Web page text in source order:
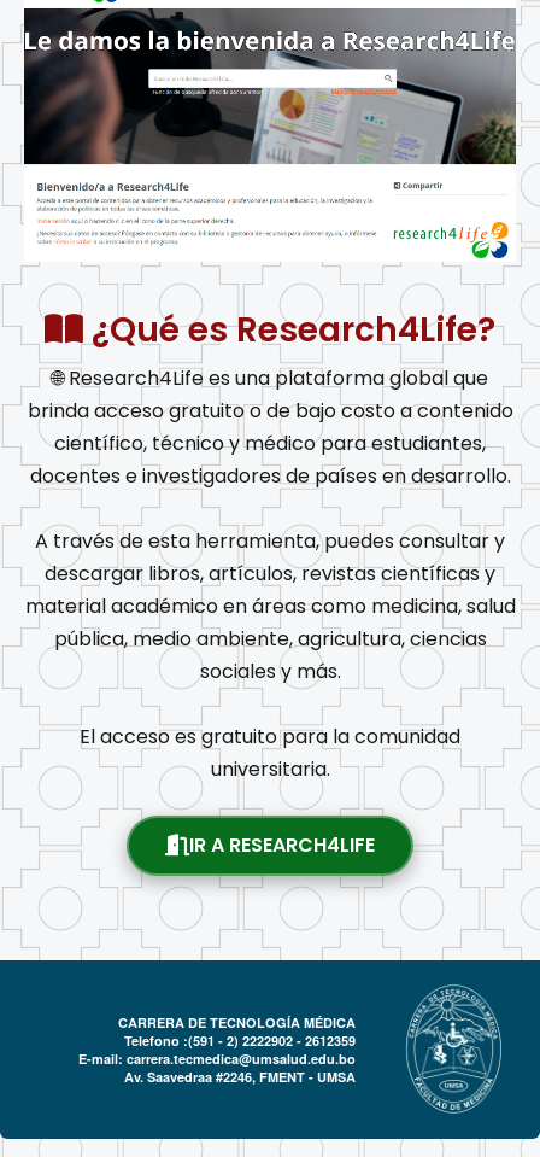
¿Qué es Research4Life?
🌐 Research4Life es una plataforma global que
brinda acceso gratuito o de bajo costo a contenido
científico, técnico y médico para estudiantes,
docentes e investigadores de países en desarrollo.
A través de esta herramienta, puedes consultar y
descargar libros, artículos, revistas científicas y
material académico en áreas como medicina, salud
pública, medio ambiente, agricultura, ciencias
sociales y más.
El acceso es gratuito para la comunidad
universitaria.
IR A RESEARCH4LIFE
CARRERA DE TECNOLOGÍA MÉDICA
Telefono :(591 - 2) 2222902 - 2612359
E-mail: carrera.tecmedica@umsalud.edu.bo
Av. Saavedraa #2246, FMENT - UMSA